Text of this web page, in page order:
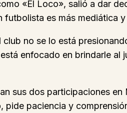
«El Loco», salió a dar
es más mediática
no se lo está
enfocado en brindarle
sus dos participaciones
pide paciencia y